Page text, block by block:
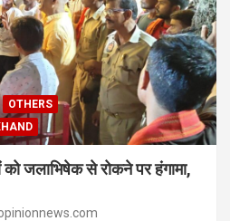
OTHERS
को जलाभिषेक से रोकने पर हंगामा,